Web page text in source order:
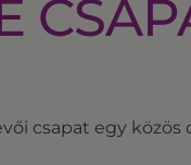
csapat egy közös